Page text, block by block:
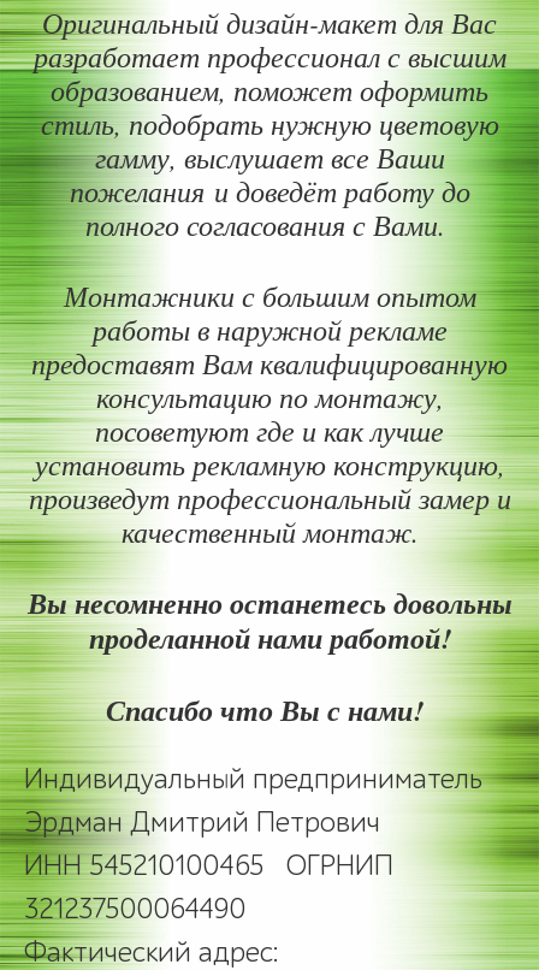
Оригинальный дизайн-макет для Вас
разработает профессионал с высшим
образованием, поможет оформить
стиль, подобрать нужную цветовую
гамму, выслушает все Ваши
пожелания и доведёт работу до
полного согласования с Вами. ​
Монтажники с большим опытом
работы в наружной рекламе
предоставят Вам квалифицированную
консультацию по монтажу,
посоветуют где и как лучше
установить рекламную конструкцию,
произведут профессиональный замер и
качественный монтаж.
Вы несомненно останетесь довольны
проделанной нами работой!
Спасибо что Вы с нами!
Индивидуальный предприниматель
Эрдман Дмитрий Петрович
ИНН 545210100465 ОГРНИП
321237500064490
Фактический адрес: